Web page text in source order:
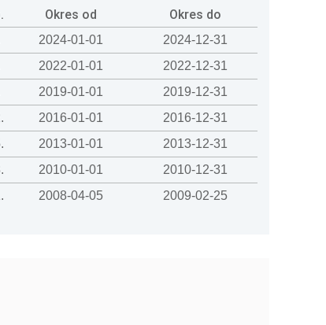
Okres od Okres do
2024-01-01
2024-12-31
2022-01-01
2022-12-31
2019-01-01
2019-12-31
2016-01-01
2016-12-31
2013-01-01
2013-12-31
2010-01-01
2010-12-31
2008-04-05
2009-02-25